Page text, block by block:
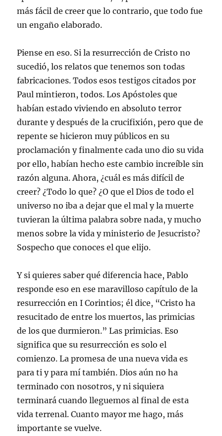
más fácil de creer que lo contrario, que todo fue
un engaño elaborado.
Piense en eso. Si la resurrección de Cristo no
sucedió, los relatos que tenemos son todas
fabricaciones. Todos esos testigos citados por
Paul mintieron, todos. Los Apóstoles que
habían estado viviendo en absoluto terror
durante y después de la crucifixión, pero que de
repente se hicieron muy públicos en su
proclamación y finalmente cada uno dio su vida
por ello, habían hecho este cambio increíble sin
razón alguna. Ahora, ¿cuál es más difícil de
creer? ¿Todo lo que? ¿O que el Dios de todo el
universo no iba a dejar que el mal y la muerte
tuvieran la última palabra sobre nada, y mucho
menos sobre la vida y ministerio de Jesucristo?
Sospecho que conoces el que elijo.
Y si quieres saber qué diferencia hace, Pablo
responde eso en ese maravilloso capítulo de la
resurrección en I Corintios; él dice, “Cristo ha
resucitado de entre los muertos, las primicias
de los que durmieron.” Las primicias. Eso
significa que su resurrección es solo el
comienzo. La promesa de una nueva vida es
para ti y para mí también. Dios aún no ha
terminado con nosotros, y ni siquiera
terminará cuando lleguemos al final de esta
vida terrenal. Cuanto mayor me hago, más
importante se vuelve.